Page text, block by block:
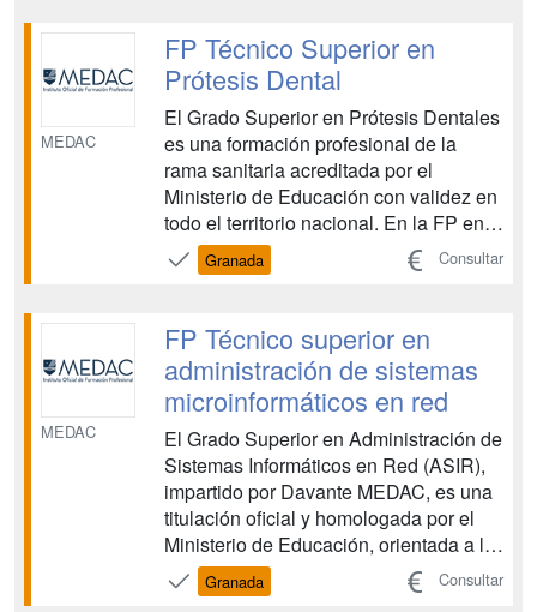
el medio acuático. Esta titulación ha
pasado a denom...
MEDAC
FP Técnico Superior en
Prótesis Dental
El Grado Superior en Prótesis Dentales
es una formación profesional de la
rama sanitaria acreditada por el
Ministerio de Educación con validez en
todo el territorio nacional. En la FP en
Prótesis Dental de Davante Medac
adquirirás las competencias necesarias
dentales, aparatos de ortodoncia y
férulas confor...
Granada Consultar
MEDAC
FP Técnico superior en
administración de sistemas
microinformáticos en red
El Grado Superior en Administración de
Sistemas Informáticos en Red (ASIR),
impartido por Davante MEDAC, es una
titulación oficial y homologada por el
Ministerio de Educación, orientada a la
gestión, administración y
mantenimiento de infraestructuras
Granada Consultar